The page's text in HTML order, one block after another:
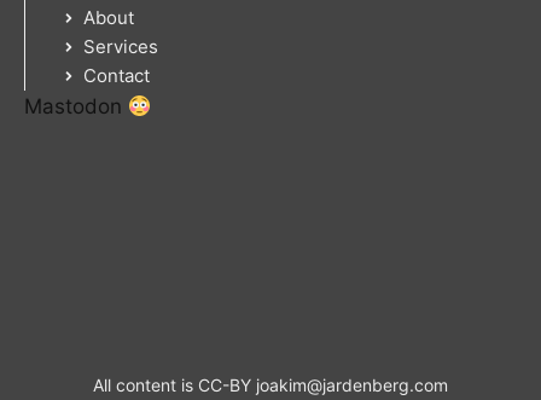
About
Services
Contact
Mastodon
All content is CC-BY joakim@jardenberg.com